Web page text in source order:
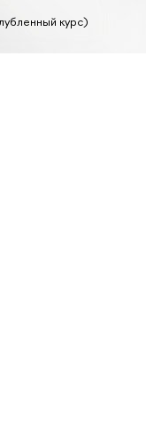
курс)